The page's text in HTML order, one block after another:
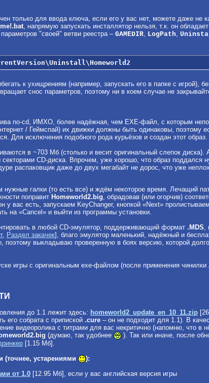
только для ввода ключа, если его у вас нет, можете даже не
, напрямую запускать инсталлятор нельзя, т.к. он
"своей" ветви реестра –GAMEDIR LogPath
к ухищрениям (например, запускать его в папке с игрой),
снос параметров, поэтому ни в коем случае не
no-cd, ИМХО, более надёжная, чем EXE-файл, с которым
/ Геймспай) их движки должны быть одинаковы, поэтому
Для исключения подобного рода курьёзов и создан этот образ.
в ~703 Мб (столько и весит оригинальный слепок диска).
CD-диска. Впрочем, уже хорошо, что образ поддался
распаковщик даже до двух мегабайт не дорос, что уже
нужные галки (то есть все) и ждём некоторое время. Лечащий
поправит Homeworld2.big, обрадовав (или огорчив)
вас есть, запускаем KeyChanger, кнопкой «Next»
на «Cancel» и выйти из программы установки.
в любой CD-эмулятор, поддерживающий формат .MDS,
, Раздел закачек], благо эмулятор маленький, надёжный и
выкладываю проверенную в боях версию, которой
игры с оригинальным exe-файлом (после применения чинилки
до 1.1 лежит здесь: homeworld2_update_en_10_11.zip
его собрата с припиской .cure – он не подходит для 1.1). В
видеоролика с титрами для вас некритично (напомню, что в
(думаю, так удобнее
). Так или иначе, после
[1.15 Мб].
устарениями
):
от 1.0 [12.95 Мб], если у вас английская версия игры